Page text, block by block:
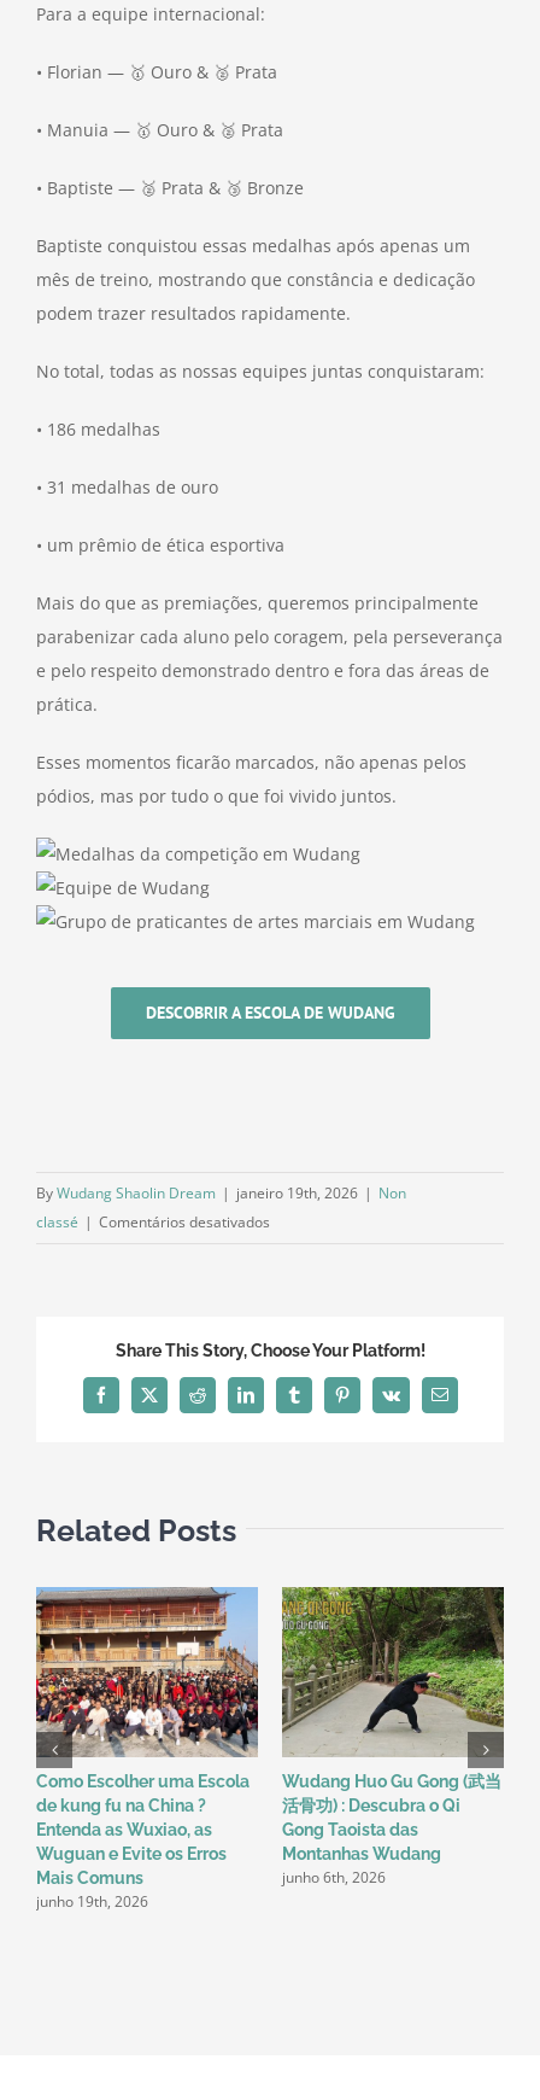
Para a equipe internacional:
• Florian — 🥇 Ouro & 🥈 Prata
• Manuia — 🥇 Ouro & 🥈 Prata
• Baptiste — 🥈 Prata & 🥉 Bronze
Baptiste conquistou essas medalhas após apenas um
mês de treino, mostrando que constância e dedicação
podem trazer resultados rapidamente.
No total, todas as nossas equipes juntas conquistaram:
• 186 medalhas
• 31 medalhas de ouro
• um prêmio de ética esportiva
Mais do que as premiações, queremos principalmente
parabenizar cada aluno pelo coragem, pela perseverança
e pelo respeito demonstrado dentro e fora das áreas de
prática.
Esses momentos ficarão marcados, não apenas pelos
pódios, mas por tudo o que foi vivido juntos.
DESCOBRIR A ESCOLA DE WUDANG
ByWudang Shaolin Dream | janeiro 19th, 2026 | Non
classé | Comentários desativados
Campeonato
Fu
Share This Story, Choose Your Platform!
Facebook
X Reddit LinkedInTumblrPinterest
Vk Email
Related Posts
Como Escolher uma Escola
de kung fu na China ?
Entenda as Wuxiao, as
Wuguan e Evite os Erros
Mais Comuns
junho 19th, 2026
Wudang Huo Gu Gong (武当
活骨功) : Descubra o Qi
Gong Taoista das
Montanhas Wudang
junho 6th, 2026